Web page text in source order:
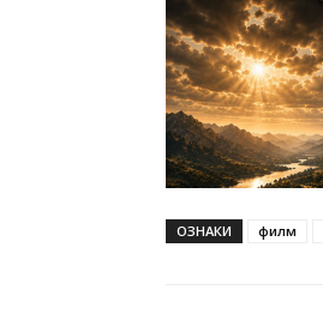
ОЗНАКИ филм